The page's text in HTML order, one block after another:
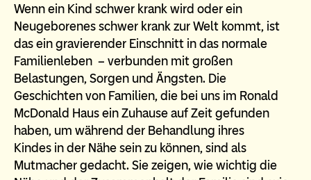
Wenn ein Kind schwer krank wird oder ein
Neugeborenes schwer krank zur Welt kommt, ist
das ein gravierender Einschnitt in das normale
Familienleben – verbunden mit großen
Belastungen, Sorgen und Ängsten. Die
Geschichten von Familien, die bei uns im Ronald
McDonald Haus ein Zuhause auf Zeit gefunden
haben, um während der Behandlung ihres
Kindes in der Nähe sein zu können, sind als
Mutmacher gedacht. Sie zeigen, wie wichtig die